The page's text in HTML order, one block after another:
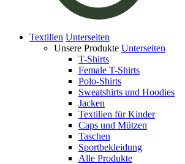
Textilien Unterseiten
Unsere Produkte Unterseiten
T-Shirts
Female T-Shirts
Polo-Shirts
Sweatshirts und Hoodies
Jacken
Textilien für Kinder
Caps und Mützen
Taschen
Sportbekleidung
Alle Produkte